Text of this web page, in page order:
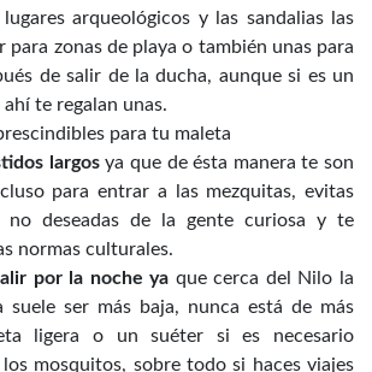
arqueológicos y las sandalias las
para zonas de playa o también unas para
de salir de la ducha, aunque si es un
te regalan unas.
para tu maleta
largosya que de ésta manera te son
para entrar a las mezquitas, evitas
no deseadas de la gente curiosa y te
normas culturales.
por la noche ya que cerca del Nilo la
suele ser más baja, nunca está de más
ligera o un suéter si es necesario
mosquitos, sobre todo si haces viajes